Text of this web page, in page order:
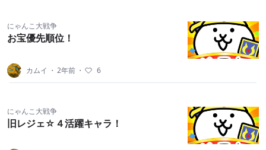
にゃんこ大戦争
お宝優先順位！
カムイ ・ 2年前 ・ 6
にゃんこ大戦争
旧レジェ☆４活躍キャラ！